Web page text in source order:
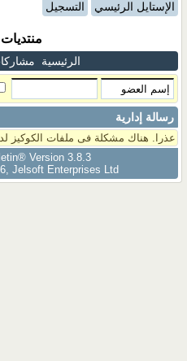
الإستايل الرئيسي التسجيل
الرئيسية
رسالة إدارية
عذرا. هناك مشكلة فى ملفات الكوكيز
Version 3.8.3
Jelsoft Enterprises Ltd.